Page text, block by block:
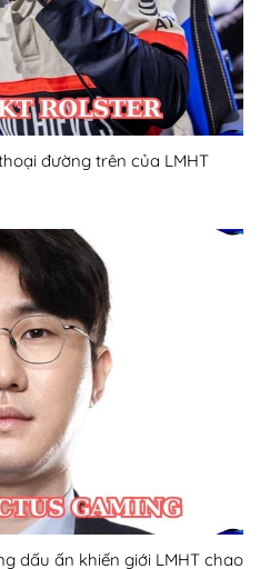
đường trên của LMHT
dấu ấn khiến giới LMHT chao